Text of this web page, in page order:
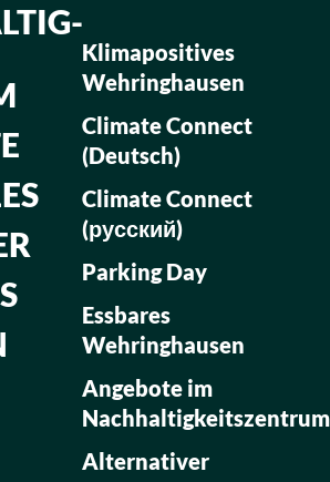
Klimapositives
Wehringhausen
Climate Connect
(Deutsch)
Climate Connect
(русский)
Parking Day
Essbares
Wehringhausen
Angebote im
Nachhaltigkeitszentrum
Alternativer